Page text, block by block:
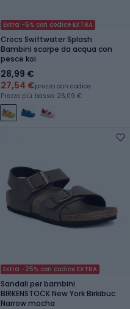
Extra -5% con codice EXTRA
Crocs Swiftwater Splash
Bambini scarpe da acqua con
pesce koi
28,99 €
27,54 €prezzo con codice
Prezzo più basso: 26,09 €
Extra -25% con codice EXTRA
Sandali per bambini
BIRKENSTOCK New York Birkibuc
Narrow mocha